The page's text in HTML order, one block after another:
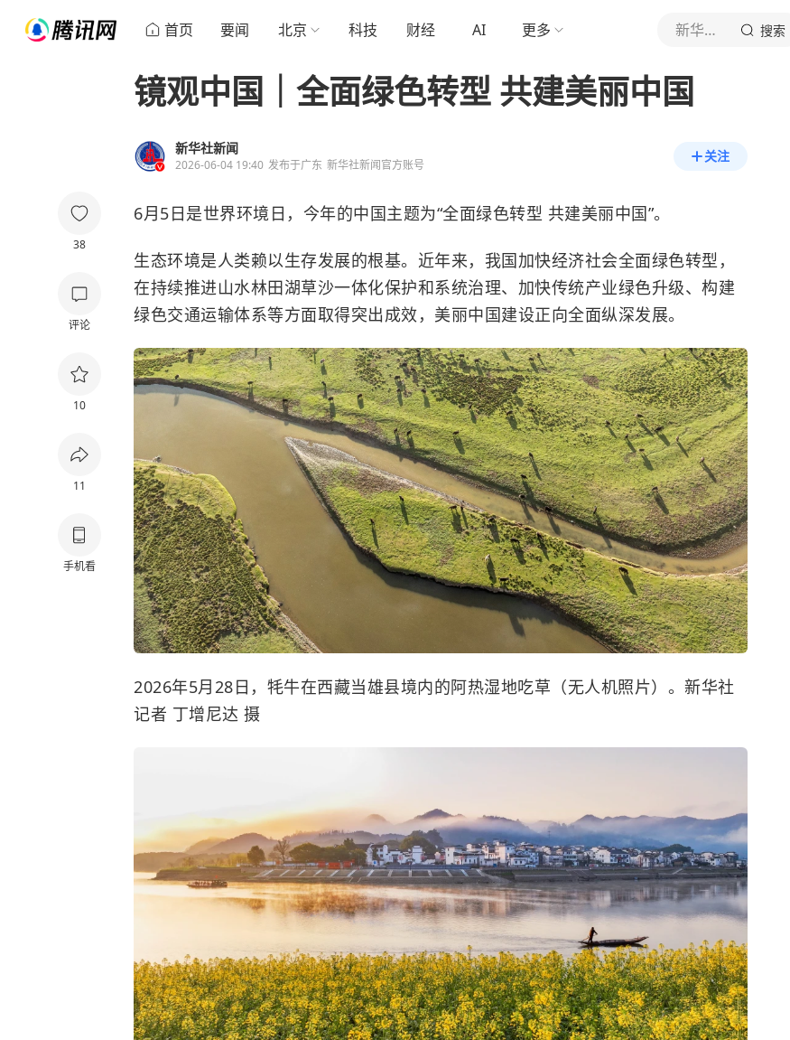
首页 要闻 北京 科技 财经 AI 更多 新华社新闻 搜索
38
评论
10
11
手机看
镜观中国｜全面绿色转型 共建美丽中国
新华社新闻
2026-06-04 19:40 发布于广东 新华社新闻官方账号
关注
6月5日是世界环境日，今年的中国主题为“全面绿色转型 共建美丽中国”。
生态环境是人类赖以生存发展的根基。近年来，我国加快经济社会全面绿色转型，
在持续推进山水林田湖草沙一体化保护和系统治理、加快传统产业绿色升级、构建
绿色交通运输体系等方面取得突出成效，美丽中国建设正向全面纵深发展。
2026年5月28日， 牦牛在西藏当雄县境内的阿热湿地吃草（无人机照片）。新华社
记者 丁增尼达 摄